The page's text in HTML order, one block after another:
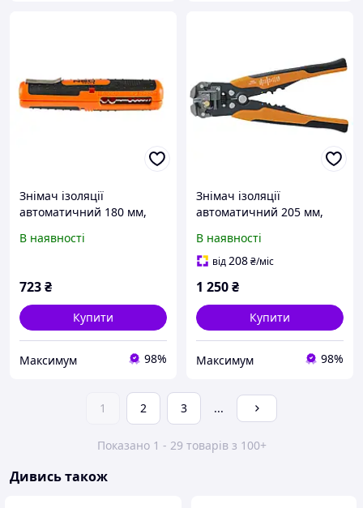
Знімач ізоляції
автоматичний 180 мм,
В наявності
723₴
Купити
Максимум 98%
Знімач ізоляції
автоматичний 205 мм,
В наявності
від208₴/міс
1 250₴
Купити
Максимум 98%
1 2 3 ...
Показано 1 - 29 товарів з 100+
Дивись також